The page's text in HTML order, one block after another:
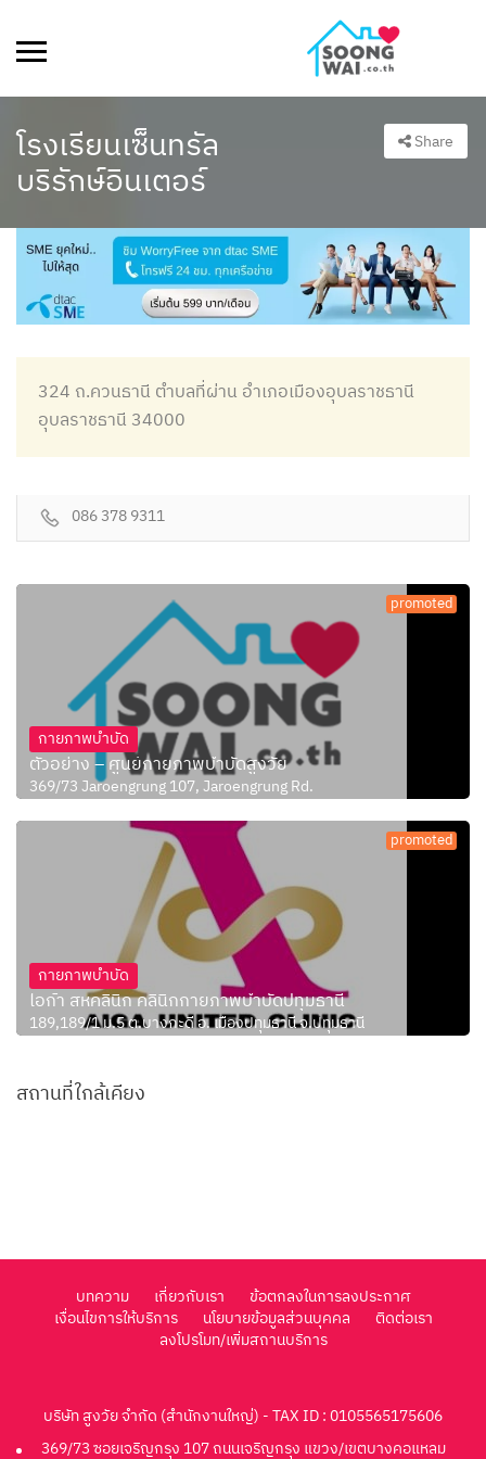
โรงเรียนเซ็นทรัล
บริรักษ์อินเตอร์
Share
324 ถ.ควนธานี ตำบลที่ผ่าน อำเภอเมืองอุบลราชธานี
อุบลราชธานี 34000
086 378 9311
promoted
กายภาพบำบัด
ตัวอย่าง – ศูนย์กายภาพบำบัดสูงวัย
369/73 Jaroengrung 107, Jaroengrung Rd.
promoted
กายภาพบำบัด
ไอก้า สหคลินิก คลินิกกายภาพบำบัดปทุมธานี
189,189/1 ม.5 ต.บางกะดี อ. เมืองปทุมธานี จ.ปทุมธานี
สถานที่ใกล้เคียง
บทความ เกี่ยวกับเรา
ข้อตกลงในการลงประกาศ
เงื่อนไขการให้บริการ
นโยบายข้อมูลส่วนบุคคล
ติดต่อเรา
ลงโปรโมท/เพิ่มสถานบริการ
บริษัท สูงวัย จำกัด (สำนักงานใหญ่) - TAX ID : 0105565175606
369/73 ซอยเจริญกรุง 107 ถนนเจริญกรุง แขวง/เขตบางคอแหลม